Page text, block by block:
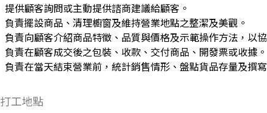
提供顧客詢問或主動提供諮商建議給顧客。
負責擺設商品、清理櫥窗及維持營業地點之整潔及美觀。
負責向顧客介紹商品特徵、品質與價格及示範操作方法，以
負責在顧客成交後之包裝、收款、交付商品、開發票或收據。
負責在當天結束營業前，統計銷售情形、盤點貨品存量及撰
打工地點